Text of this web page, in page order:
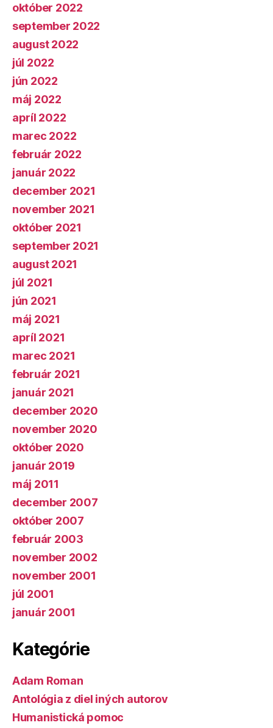
október 2022
september 2022
august 2022
júl 2022
jún 2022
máj 2022
apríl 2022
marec 2022
február 2022
január 2022
december 2021
november 2021
október 2021
september 2021
august 2021
júl 2021
jún 2021
máj 2021
apríl 2021
marec 2021
február 2021
január 2021
december 2020
november 2020
október 2020
január 2019
máj 2011
december 2007
október 2007
február 2003
november 2002
november 2001
júl 2001
január 2001
Kategórie
Adam Roman
Antológia z diel iných autorov
Humanistická pomoc